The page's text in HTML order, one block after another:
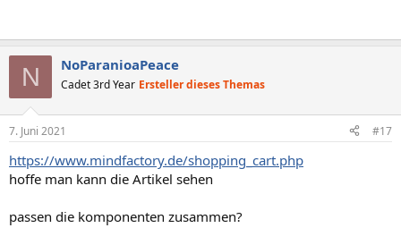
N NoParanioaPeace
Cadet 3rd Year Ersteller dieses Themas
7. Juni 2021 #17
https://www.mindfactory.de/shopping_cart.php
hoffe man kann die Artikel sehen
passen die komponenten zusammen?